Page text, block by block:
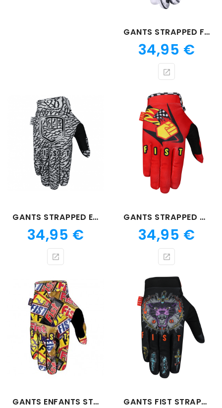
GANTS STRAPPED FLASH
Prix
34,95 €
GANTS STRAPPED ELEPHANT
Prix
34,95 €
GANTS STRAPPED PECKER
Prix
34,95 €
GANTS ENFANTS STRAPPED CHOCKIES GANTS FIST STRAPPED GREG LUTZKA